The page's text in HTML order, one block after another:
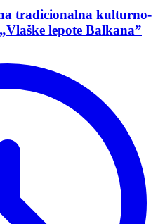
tradicionalna kulturno-
lepote Balkana”